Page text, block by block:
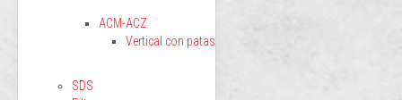
ACM-ACZ
Vertical con patas
SDS